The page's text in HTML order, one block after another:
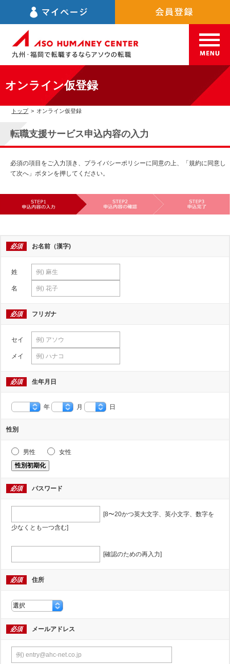
オンライン仮登録
トップ > オンライン仮登録
転職支援サービス申込内容の入力
必須の項目をご入力頂き、プライバシーポリシーに同意の上、「規約に同意し
て次へ」ボタンを押してください。
必須 お名前（漢字)
姓
名
必須 フリガナ
セイ
メイ
必須 生年月日
年 月 日
性別
男性
女性
性別初期化
必須 パスワード
[8〜20かつ英大文字、英小文字、数字を
少なくとも一つ含む]
[確認のための再入力]
必須 住所
必須 メールアドレス